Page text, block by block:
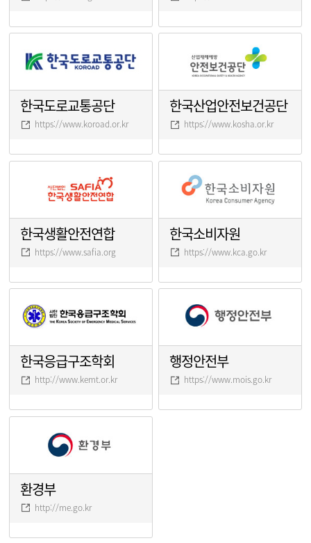
한국도로교통공단
https://www.koroad.or.kr
한국산업안전보건공단
https://www.kosha.or.kr
한국생활안전연합
https://www.safia.org
한국소비자원
https://www.kca.go.kr
한국응급구조학회
http://www.kemt.or.kr
행정안전부
https://www.mois.go.kr
환경부
http://me.go.kr